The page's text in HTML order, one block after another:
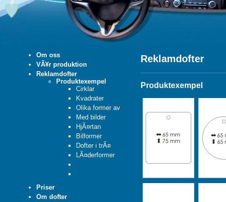
Om oss
VÃ¥r produktion
Reklamdofter
Produktexempel
Cirklar
Kvadrater
Olika former av
Med bilder
HjÃ¤rtan
Bilformer
Dofter i trÃ¤
LÃ¤derformer
Priser
Om dofter
Reklamdofter
Produktexempel